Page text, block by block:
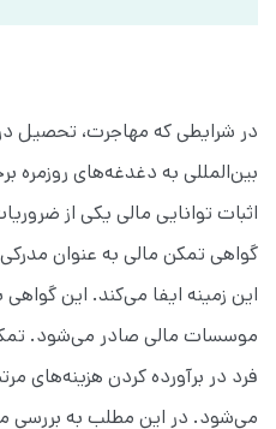
در شرایطی که مهاجرت، تحصیل
بین‌المللی به دغدغه‌های روزمره
اثبات توانایی مالی یکی از
گواهی تمکن مالی به عنوان
این زمینه ایفا می‌کند. این
موسسات مالی صادر می‌شود. تمکن
فرد در برآورده کردن هزینه‌های
می‌شود. در این مطلب به بررسی